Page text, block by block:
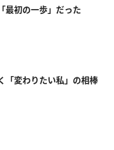
最初の一歩」だった
「変わりたい私」の相棒